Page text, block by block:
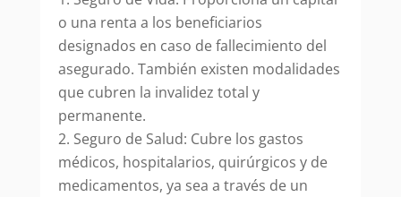
o una renta a los beneficiarios
designados en caso de fallecimiento del
asegurado. También existen modalidades
que cubren la invalidez total y
permanente.
Seguro de Salud: Cubre los gastos
médicos, hospitalarios, quirúrgicos y de
medicamentos, ya sea a través de un